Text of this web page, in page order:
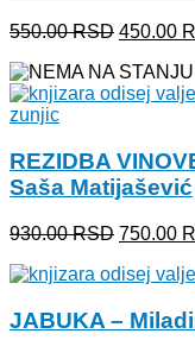
550.00RSD
je
bila:
450.00
REZIDBA
Saša Matijašević
930.00RSD
je
930.00
750.00
JABUKA –